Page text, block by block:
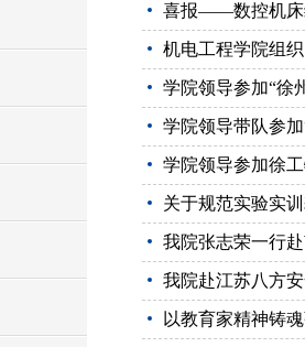
喜报——数控机床
机电工程学院组
学院领导参加“徐
学院领导带队参
学院领导参加徐
关于规范实验实
我院张志荣一行
我院赴江苏八方
以教育家精神铸